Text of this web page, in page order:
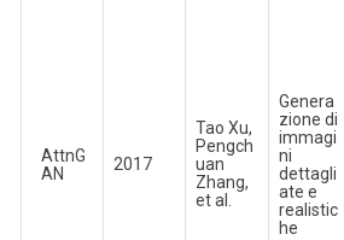
AttnG
AN
2017
Tao Xu,
Pengch
uan
Zhang,
et al.
Genera
zione di
immagi
ni
dettagli
ate e
realistic
he